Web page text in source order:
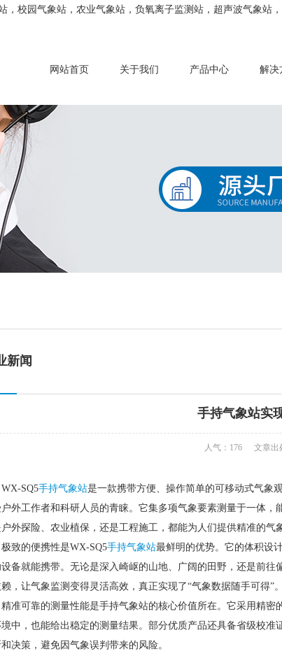
校园气象站，农业气象站，负氧离子监测站，超声波气象站，
网站首页 关于我们 产品中心 解决
新闻
手持气象站实
人气：176 文章出
WX-SQ5手持气象站是一款携带方便、操作简单的可移动式气象
外工作者和科研人员的青睐。它集多项气象要素测量于一体
外探险、农业植保，还是工程施工，都能为人们提供精准的气
极致的便携性是WX-SQ5手持气象站最鲜明的优势。它的体积设
备就能携带。无论是深入崎岖的山地、广阔的田野，还是前
，让气象监测变得灵活高效，真正实现了“气象数据随手可得”。
精准可靠的测量性能是手持气象站的核心价值所在。它采用精
境中，也能给出稳定的测量结果。部分优质产品还具备省级校
决策，避免因气象误判带来的风险。